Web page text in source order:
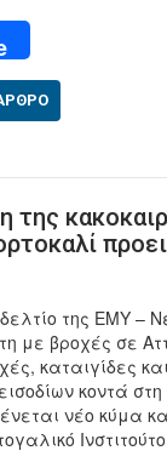
της
της ΕΜΥ –
με βροχές σε
καταιγίδες
κοντά
νέο κύμα